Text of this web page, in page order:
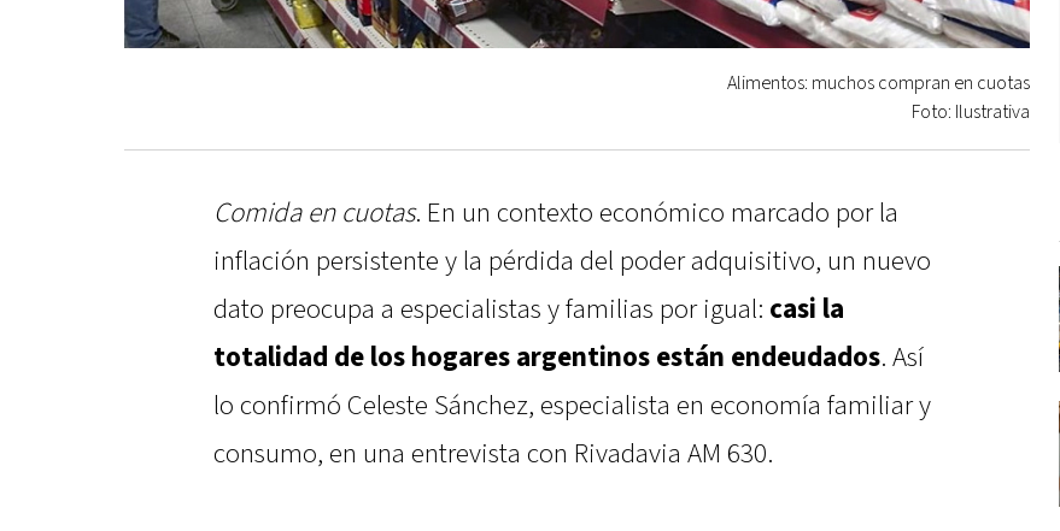
Alimentos: muchos compran en cuotas
Foto: Ilustrativa
Comida en cuotas. En un contexto económico marcado por la
inflación persistente y la pérdida del poder adquisitivo, un nuevo
dato preocupa a especialistas y familias por igual: casi la
totalidad de los hogares argentinos están endeudados. Así
lo confirmó Celeste Sánchez, especialista en economía familiar y
consumo, en una entrevista con Rivadavia AM 630.